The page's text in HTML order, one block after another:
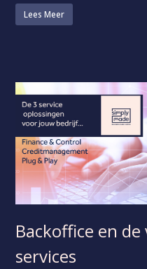
Lees Meer
Backoffice en
services